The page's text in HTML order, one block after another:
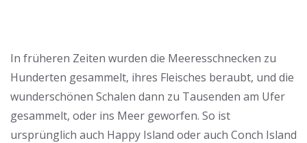
In früheren Zeiten wurden die Meeresschnecken zu
Hunderten gesammelt, ihres Fleisches beraubt, und die
wunderschönen Schalen dann zu Tausenden am Ufer
gesammelt, oder ins Meer geworfen. So ist
ursprünglich auch Happy Island oder auch Conch Island